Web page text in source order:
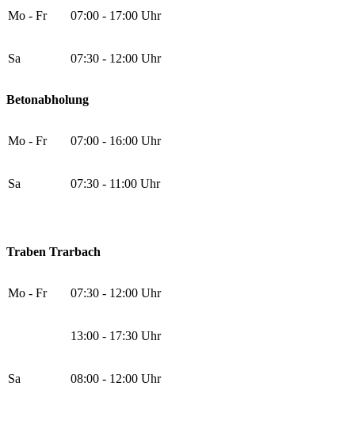
Mo - Fr 07:00 - 17:00 Uhr
Sa 07:30 - 12:00 Uhr
Betonabholung
Mo - Fr 07:00 - 16:00 Uhr
Sa 07:30 - 11:00 Uhr
Traben Trarbach
Mo - Fr 07:30 - 12:00 Uhr
13:00 - 17:30 Uhr
Sa 08:00 - 12:00 Uhr